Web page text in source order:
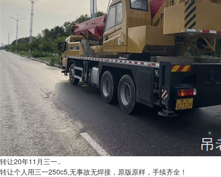
转让20年11月三一..
转让个人用三一250c5,无事故无焊接，原版原样，手续齐全！